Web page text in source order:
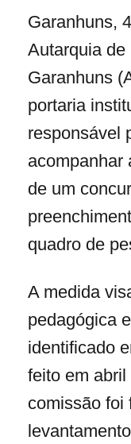
Garanhuns,
Autarquia
Garanhuns
portaria
responsável
acompanhar
de um
quadro de
A medida
pedagógica
identificado
feito em
comissão foi